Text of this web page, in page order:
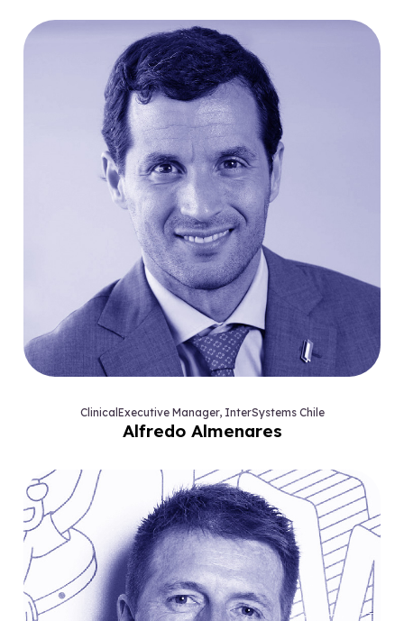
ClinicalExecutive Manager, InterSystems Chile
Alfredo Almenares